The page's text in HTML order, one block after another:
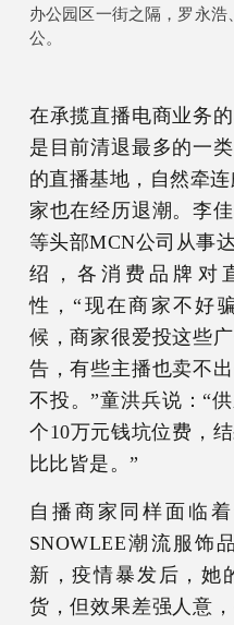
办公园区一街之隔，罗永
公。
在承揽直播电商业务
是目前清退最多的一
的直播基地，自然牵
家也在经历退潮。李
等头部MCN公司从事
绍，各消费品牌对
性，“现在商家不好
候，商家很爱投这些
告，有些主播也卖不
不投。”童洪兵说：“
个10万元钱坑位费，
比比皆是。”
自播商家同样面临
SNOWLEE潮流服饰
新，疫情暴发后，她
货，但效果差强人意